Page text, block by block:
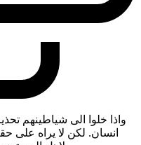
واذا خلوا الى شياطينهم
انسان. لكن لا يراه على